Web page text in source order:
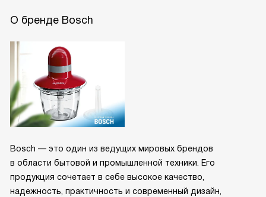
О бренде Bosch
Bosch — это один из ведущих мировых брендов
в области бытовой и промышленной техники. Его
продукция сочетает в себе высокое качество,
надежность, практичность и современный дизайн,